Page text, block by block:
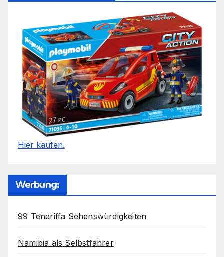
Hier kaufen.
Werbung:
99 Teneriffa Sehenswürdigkeiten
Namibia als Selbstfahrer